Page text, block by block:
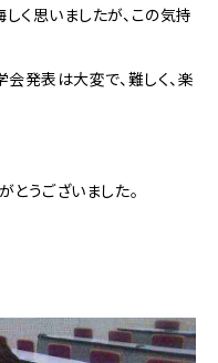
く思いましたが、この気持
発表は大変で、難しく、楽
うございました。